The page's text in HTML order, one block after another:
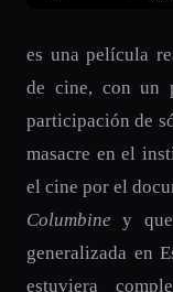
es una película
de cine, con un
participación de
masacre en el
el cine por el
Columbine y
generalizada en
estuviera